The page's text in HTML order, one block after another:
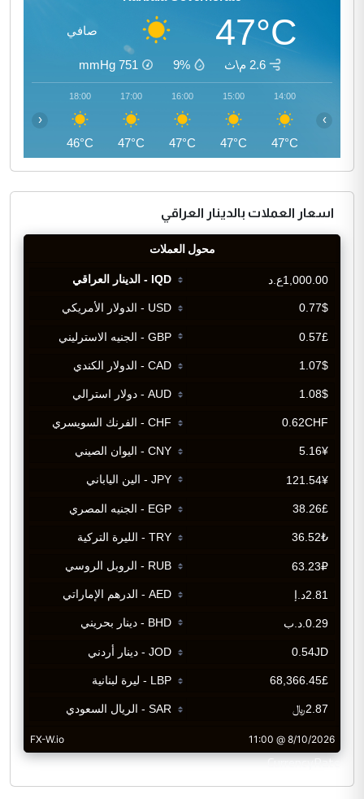
47°C صافي
2.6 م\ث 9%
751
mmHg
14:00
47°C
15:00
47°C
16:00
47°C
17:00
47°C
18:00
46°C
‹ ›
اسعار العملات بالدينار العراقي
CurrencyRate